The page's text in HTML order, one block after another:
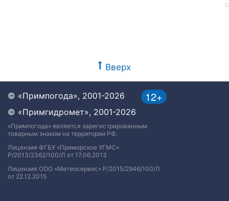
Вверх
12+
© «Примпогода», 2001-2026
© «Примгидромет», 2001-2026
«Примпогода» является зарегистрированным
товарным знаком на территории РФ.
Лицензия ФГБУ «Приморское УГМС»
Р/2013/2362/100/Л от 17.06.2013
Лицензия ООО «Метеосервис» Р/2015/2946/100/Л
от 22.12.2015